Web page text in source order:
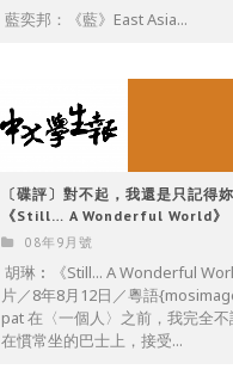
藍奕邦：《藍》East Asia...
〔碟評〕對不起，我還是只記得
《Still… A Wonderful World》
08年9月號
胡琳︰《Still... A Wonderful
片／8年8月12日／粵語
pat 在〈一個人〉之前，我完全不
在慣常坐的巴士上，接受...